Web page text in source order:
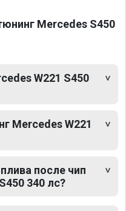
Mercedes S450
W221 S450
Mercedes W221
после чип
340 лс?